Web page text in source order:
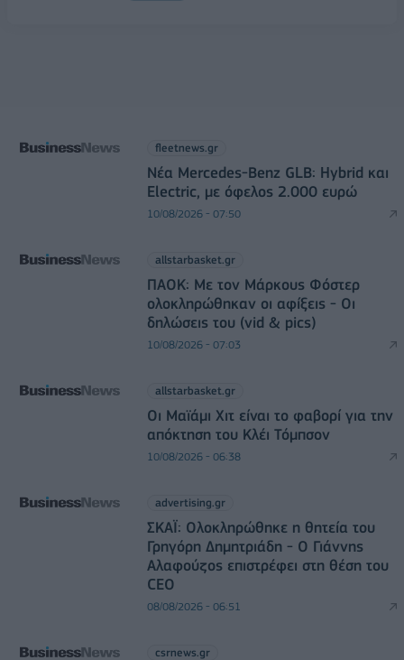
fleetnews.gr
Νέα Mercedes-Benz GLB: Hybrid και
Electric, με όφελος 2.000 ευρώ
10/08/2026 - 07:50
allstarbasket.gr
ΠΑΟΚ: Με τον Μάρκους Φόστερ
ολοκληρώθηκαν οι αφίξεις - Οι
δηλώσεις του (vid & pics)
10/08/2026 - 07:03
allstarbasket.gr
Οι Μαϊάμι Χιτ είναι το φαβορί για την
απόκτηση του Κλέι Τόμπσον
10/08/2026 - 06:38
advertising.gr
ΣΚΑΪ: Ολοκληρώθηκε η θητεία του
Γρηγόρη Δημητριάδη - Ο Γιάννης
Αλαφούζος επιστρέφει στη θέση του
CEO
08/08/2026 - 06:51
csrnews.gr